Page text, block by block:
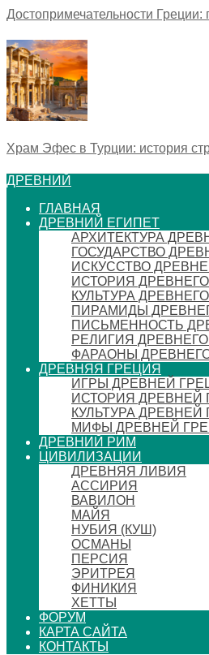
Достопримечательности Греции:
Храм Эфес в Турции: история
ДРЕВНИЙ
ГЛАВНАЯ
ДРЕВНИЙ ЕГИПЕТ
АРХИТЕКТУРА
ГОСУДАРСТВО
ИСКУССТВО
ИСТОРИЯ
КУЛЬТУРА
ПИРАМИДЫ
ПИСЬМЕННОСТЬ
РЕЛИГИЯ
ФАРАОНЫ
ДРЕВНЯЯ ГРЕЦИЯ
ИГРЫ ДРЕВНЕЙ
ИСТОРИЯ ДРЕВНЕЙ
КУЛЬТУРА ДРЕВНЕЙ
МИФЫ ДРЕВНЕЙ
ДРЕВНИЙ РИМ
ЦИВИЛИЗАЦИИ
ДРЕВНЯЯ ЛИВИЯ
АССИРИЯ
ВАВИЛОН
МАЙЯ
НУБИЯ (КУШ)
ОСМАНЫ
ПЕРСИЯ
ЭРИТРЕЯ
ФИНИКИЯ
ХЕТТЫ
ФОРУМ
КАРТА САЙТА
КОНТАКТЫ